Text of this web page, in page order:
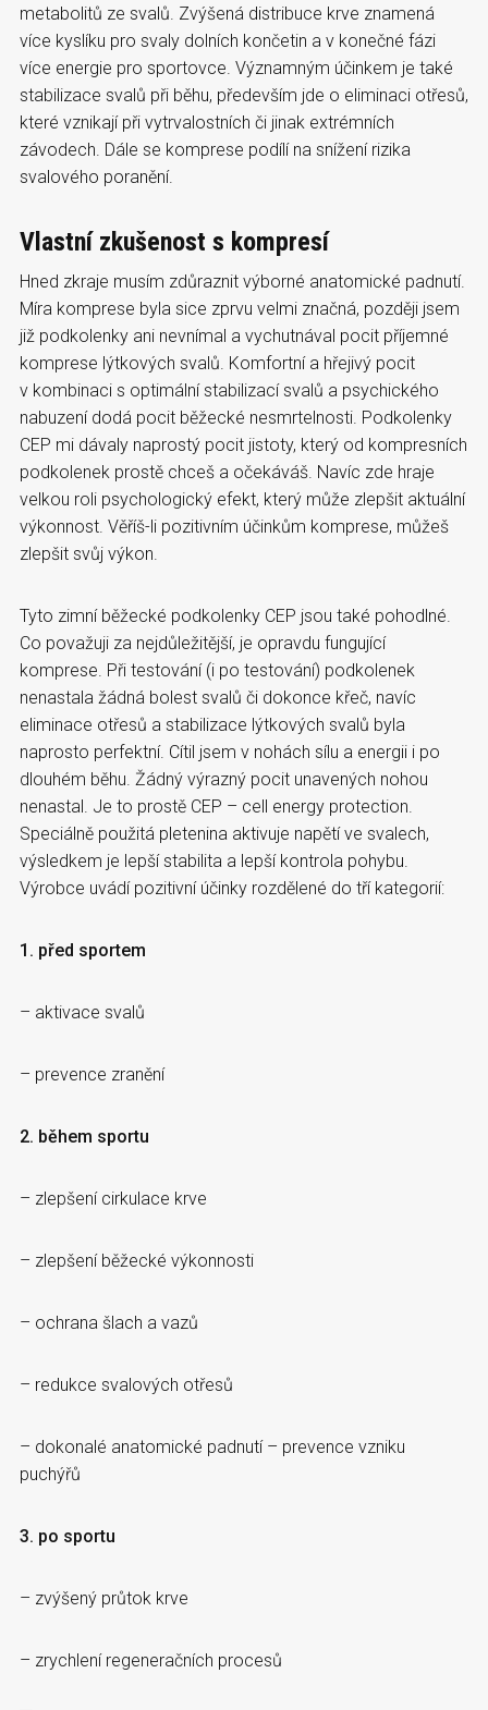
metabolitů ze svalů. Zvýšená distribuce krve znamená
více kyslíku pro svaly dolních končetin a v konečné fázi
více energie pro sportovce. Významným účinkem je také
stabilizace svalů při běhu, především jde o eliminaci otřesů,
které vznikají při vytrvalostních či jinak extrémních
závodech. Dále se komprese podílí na snížení rizika
svalového poranění.
Vlastní zkušenost s kompresí
Hned zkraje musím zdůraznit výborné anatomické padnutí.
Míra komprese byla sice zprvu velmi značná, později jsem
již podkolenky ani nevnímal a vychutnával pocit příjemné
komprese lýtkových svalů. Komfortní a hřejivý pocit
v kombinaci s optimální stabilizací svalů a psychického
nabuzení dodá pocit běžecké nesmrtelnosti. Podkolenky
CEP mi dávaly naprostý pocit jistoty, který od kompresních
podkolenek prostě chceš a očekáváš. Navíc zde hraje
velkou roli psychologický efekt, který může zlepšit aktuální
výkonnost. Věříš-li pozitivním účinkům komprese, můžeš
zlepšit svůj výkon.
Tyto zimní běžecké podkolenky CEP jsou také pohodlné.
Co považuji za nejdůležitější, je opravdu fungující
komprese. Při testování (i po testování) podkolenek
nenastala žádná bolest svalů či dokonce křeč, navíc
eliminace otřesů a stabilizace lýtkových svalů byla
naprosto perfektní. Cítil jsem v nohách sílu a energii i po
dlouhém běhu. Žádný výrazný pocit unavených nohou
nenastal. Je to prostě CEP – cell energy protection.
Speciálně použitá pletenina aktivuje napětí ve svalech,
výsledkem je lepší stabilita a lepší kontrola pohybu.
Výrobce uvádí pozitivní účinky rozdělené do tří kategorií:
1. před sportem
– aktivace svalů
– prevence zranění
2. během sportu
– zlepšení cirkulace krve
– zlepšení běžecké výkonnosti
– ochrana šlach a vazů
– redukce svalových otřesů
– dokonalé anatomické padnutí – prevence vzniku
puchýřů
3. po sportu
– zvýšený průtok krve
– zrychlení regeneračních procesů